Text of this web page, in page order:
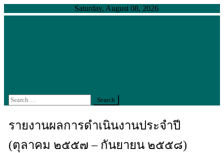
to
Saturday, August 08, 2026
เป็นเลิศอย่างยั่งยืน
Search
for:
รายงานผลการดำเนินงานประจำปี
(ตุลาคม ๒๕๕๗ – กันยายน ๒๕๕๘)